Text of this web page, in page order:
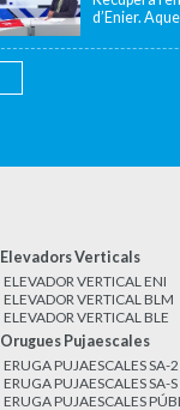
d’Enier.
Elevadors Verticals
ELEVADOR VERTICAL ENI
ELEVADOR VERTICAL BLM
ELEVADOR VERTICAL BLE
Orugues Pujaescales
ERUGA PUJAESCALES SA-2
ERUGA PUJAESCALES SA-S
ERUGA PUJAESCALES